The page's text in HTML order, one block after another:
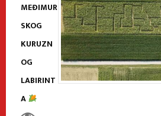
MEĐIMUR
SKOG
KURUZN
OG
LABIRINT
A